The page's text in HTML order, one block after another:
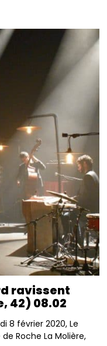
ravissent
42) 08.02
8 février 2020, Le
Roche La Molière,